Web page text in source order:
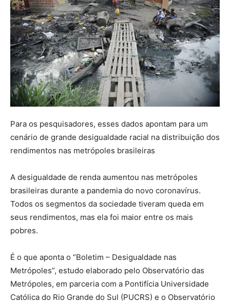
Para os pesquisadores, esses dados apontam para um
cenário de grande desigualdade racial na distribuição dos
rendimentos nas metrópoles brasileiras
A desigualdade de renda aumentou nas metrópoles
brasileiras durante a pandemia do novo coronavírus.
Todos os segmentos da sociedade tiveram queda em
seus rendimentos, mas ela foi maior entre os mais
pobres.
É o que aponta o “Boletim – Desigualdade nas
Metrópoles”, estudo elaborado pelo Observatório das
Metrópoles, em parceria com a Pontifícia Universidade
Católica do Rio Grande do Sul (PUCRS) e o Observatório